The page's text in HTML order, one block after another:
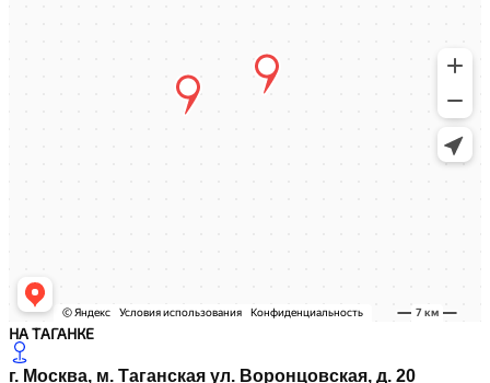
НА ТАГАНКЕ
г. Москва, м. Таганская ул. Воронцовская, д. 20